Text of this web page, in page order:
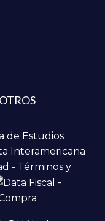
de Estudios
Interamericana
- Términos y
-